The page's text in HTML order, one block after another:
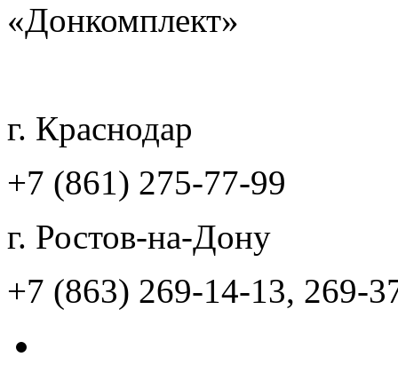
«Донкомплект»
г. Краснодар
+7 (861) 275-77-99
г. Ростов-на-Дону
+7 (863) 269-14-13, 269-